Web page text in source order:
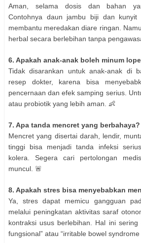
Aman, selama dosis dan bahan
Contohnya daun jambu biji dan kunyit
membantu meredakan diare ringan.
herbal secara berlebihan tanpa
6. Apakah anak-anak boleh minum
Tidak disarankan untuk anak-anak di
resep dokter, karena bisa
pencernaan dan efek samping serius.
atau probiotik yang lebih aman. 👶
7. Apa tanda mencret yang berbahaya?
Mencret yang disertai darah, lendir,
tinggi bisa menjadi tanda infeksi
kolera. Segera cari pertolongan
muncul. 🚨
8. Apakah stres bisa menyebabkan
Ya, stres dapat memicu gangguan
melalui peningkatan aktivitas saraf
kontraksi usus berlebihan. Hal ini sering
fungsional” atau “irritable bowel syndrome